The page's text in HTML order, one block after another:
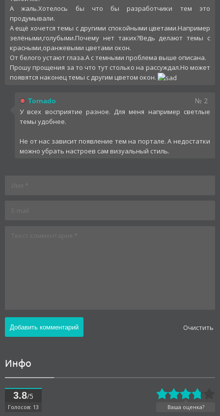
А жаль.Хотелось бы что бы разработчики тем это
продумывали.
А ещё хочется темы с другими спокойными цветами.Например
зелёными,голубыми.Почему нет таких?Ведь делают темы с
красными,оранжевыми цветами окон.
От белого устают глаза.А с темными проблема выше описана.
Прошу прощения за то что тут столько на рассуждал.Но может
появятся наконец темы с другим цветом окон.
Tornado № 2
У всех восприятие разное. Для меня например светлые
темы удобнее.
Не от нас зависит появление тем на портале. А недостатки
можно убрать настроев сам визуальный стиль.
Oчистить
Инфо
3.8/5
Голосов: 13 Ваша оценка?